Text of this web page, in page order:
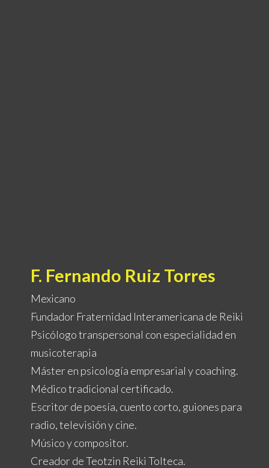
F. Fernando Ruiz Torres
Mexicano
Fundador Fraternidad Interamericana de Reiki
Psicólogo transpersonal con especialidad en
musicoterapia
Máster en psicología empresarial y coaching.
Médico tradicional certificado.
Escritor de poesía, cuento corto, guiones para
radio, televisión y cine.
Músico y compositor.
Creador de Teotzin Reiki Tolteca.